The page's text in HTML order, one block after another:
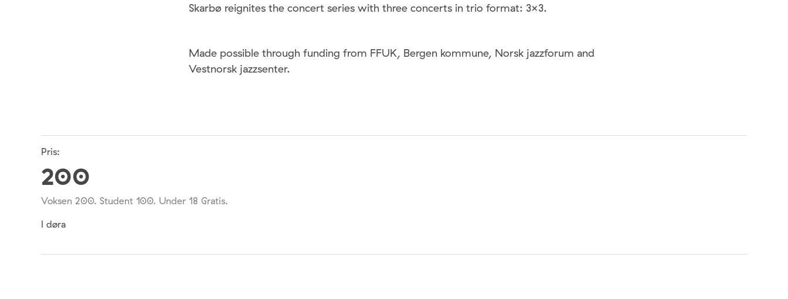
Skarbø reignites the concert series with three concerts in trio format: 3×3.
Made possible through funding from FFUK, Bergen kommune, Norsk jazzforum and
Vestnorsk jazzsenter.
Pris:
200
Voksen 200. Student 100. Under 18 Gratis.
I døra